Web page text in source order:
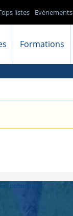
Evénements
listes
Formations
personnelles